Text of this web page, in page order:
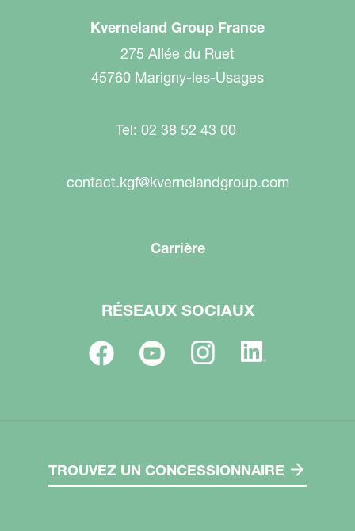
Kverneland Group France
275 Allée du Ruet
45760 Marigny-les-Usages
Tel: 02 38 52 43 00
contact.kgf@kvernelandgroup.com
Carrière
RÉSEAUX SOCIAUX
TROUVEZ UN CONCESSIONNAIRE